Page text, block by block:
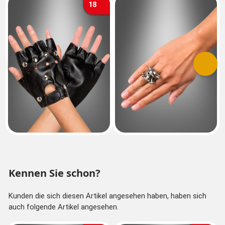
18
Vorherige
Kennen Sie schon?
Kunden die sich diesen Artikel angesehen haben, haben sich
auch folgende Artikel angesehen.